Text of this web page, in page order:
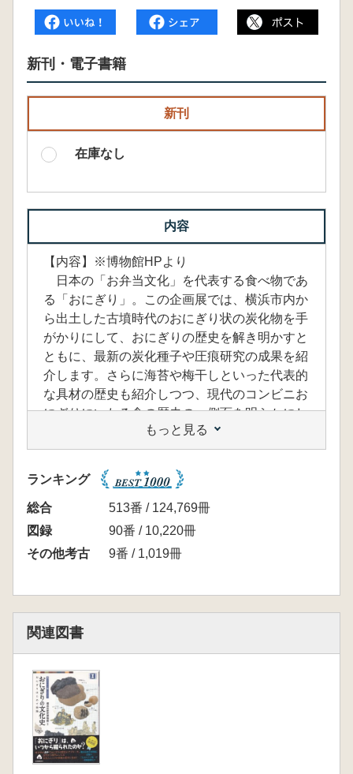
新刊・電子書籍
新刊
在庫なし
内容
【内容】※博物館HPより
日本の「お弁当文化」を代表する食べ物であ
る「おにぎり」。この企画展では、横浜市内か
ら出土した古墳時代のおにぎり状の炭化物を手
がかりにして、おにぎりの歴史を解き明かすと
ともに、最新の炭化種子や圧痕研究の成果を紹
介します。さらに海苔や梅干しといった代表的
な具材の歴史も紹介しつつ、現代のコンビニお
にぎりにいたる食の歴史の一側面を明らかにし
【目次】
第1章 どんぐりころころ?―コメ以前の植物食
植物質遺物の発掘
佐々木由香 コラム1「遺跡で植物が残るに
は?」
工藤雄一郎 コラム2「一粒の種から見える
もの」
縄文クッキー
コグゾウムシ
第2章 おむすびころりん!―コメの登場とそれ
以降
稲作と炭化米
弥生時代の炭化籾塊
もっと見る
ランキング
総合
513番 / 124,769冊
図録
90番 / 10,220冊
その他考古
9番 / 1,019冊
関連図書